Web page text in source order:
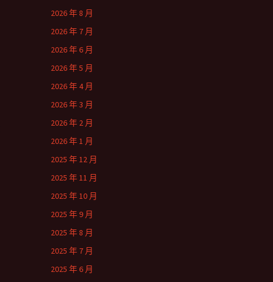
2026 年 8 月
2026 年 7 月
2026 年 6 月
2026 年 5 月
2026 年 4 月
2026 年 3 月
2026 年 2 月
2026 年 1 月
2025 年 12 月
2025 年 11 月
2025 年 10 月
2025 年 9 月
2025 年 8 月
2025 年 7 月
2025 年 6 月